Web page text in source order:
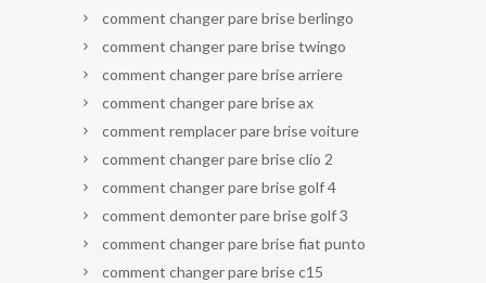
comment changer pare brise berlingo
comment changer pare brise twingo
comment changer pare brise arriere
comment changer pare brise ax
comment remplacer pare brise voiture
comment changer pare brise clio 2
comment changer pare brise golf 4
comment demonter pare brise golf 3
comment changer pare brise fiat punto
comment changer pare brise c15